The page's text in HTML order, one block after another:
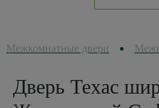
Межкомнатные двери
Дверь Техас